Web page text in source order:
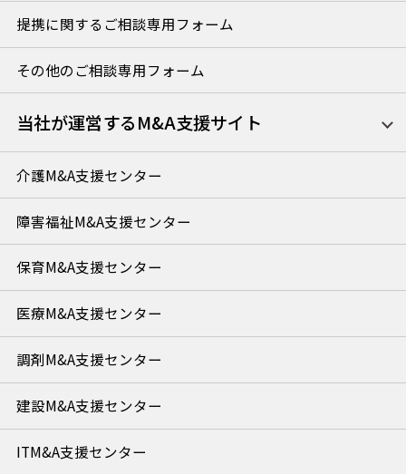
提携に関するご相談専用フォーム
その他のご相談専用フォーム
当社が運営するM&A支援サイト
介護M&A支援センター
障害福祉M&A支援センター
保育M&A支援センター
医療M&A支援センター
調剤M&A支援センター
建設M&A支援センター
ITM&A支援センター